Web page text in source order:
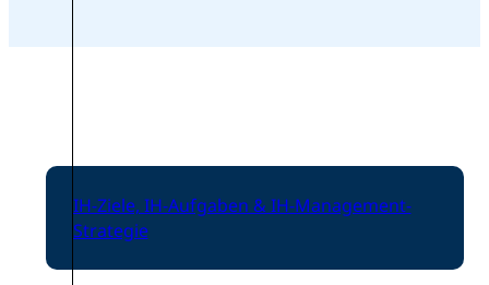
IH-Ziele, IH-Aufgaben & IH-Management-
Strategie